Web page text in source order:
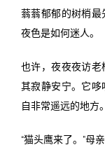
177期
蓊蓊郁郁的树梢最
夜色是如何迷人。
也许，夜夜夜访
其寂静安宁。它
自非常遥远的地方。
“猫头鹰来了。”母